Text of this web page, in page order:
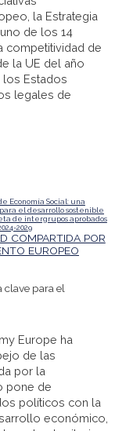
la Estrategia
de los 14
competitividad de
la UE del año
los Estados
legales de
Economía Social: una
el desarrollo sostenible
de intergrupos aprobados
2029
COMPARTIDA POR
EUROPEO
para el
Europe ha
de las
por la
pone de
políticos con la
económico,